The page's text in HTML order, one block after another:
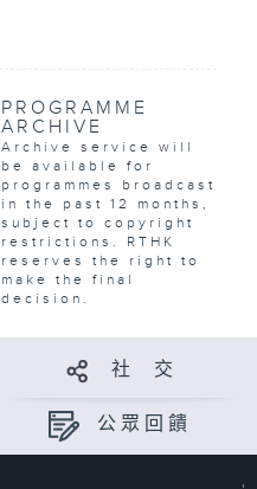
PROGRAMME
ARCHIVE
Archive service will
be available for
programmes broadcast
in the past 12 months,
subject to copyright
restrictions. RTHK
reserves the right to
make the final
decision.
社 交
公眾回饋